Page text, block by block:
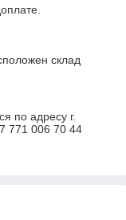
склад
по адресу г.
771 006 70 44